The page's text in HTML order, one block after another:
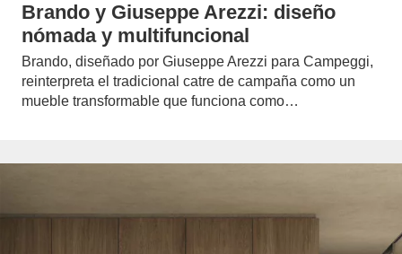
Brando y Giuseppe Arezzi: diseño
nómada y multifuncional
Brando, diseñado por Giuseppe Arezzi para Campeggi,
reinterpreta el tradicional catre de campaña como un
mueble transformable que funciona como…